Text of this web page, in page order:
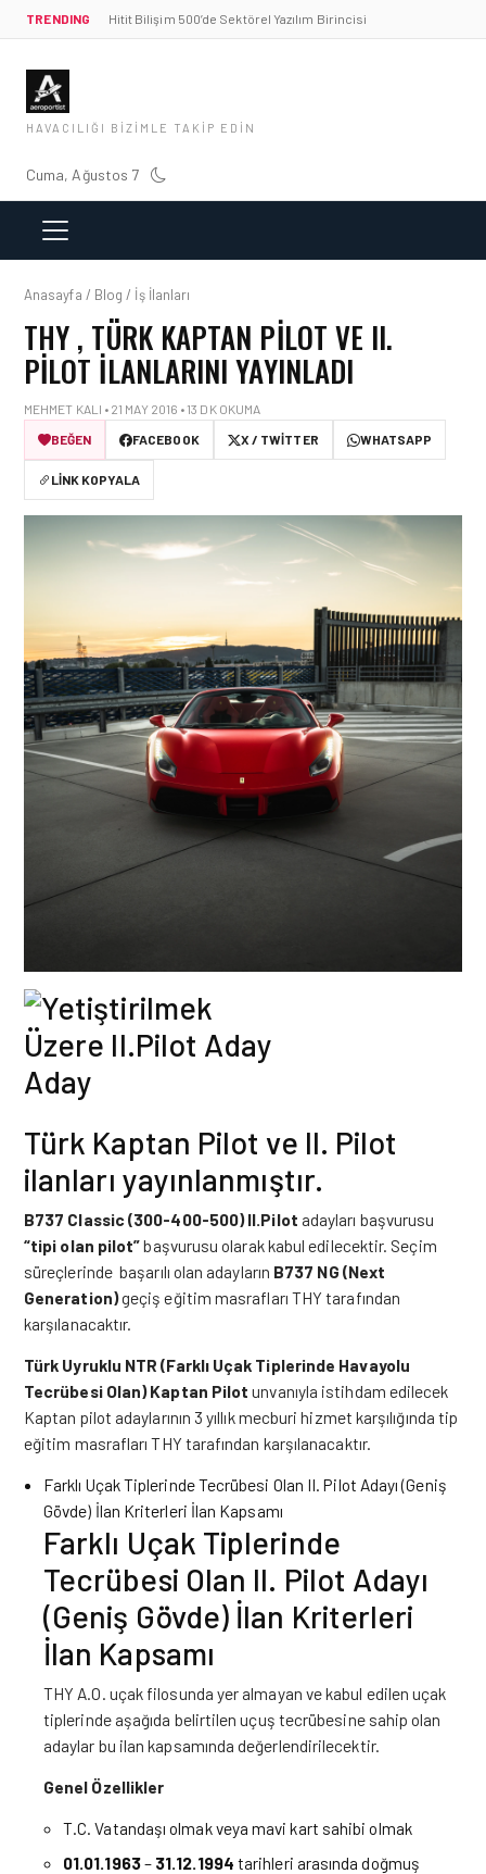
TRENDING Hitit Bilişim 500’de Sektörel Yazılım Birincisi
HAVACILIĞI BIZIMLE TAKIP EDIN
Cuma, Ağustos 7
Anasayfa / Blog / İş İlanları
THY , TÜRK KAPTAN PILOT VE II.
PILOT ILANLARINI YAYINLADI
MEHMET KALI • 21 MAY 2016 • 13 DK OKUMA
BEĞEN
FACEBOOK X / TWITTER WHATSAPP
LINK KOPYALA
Türk Kaptan Pilot ve II. Pilot
ilanları yayınlanmıştır.
B737 Classic (300-400-500) II.Pilot adayları başvurusu
“tipi olan pilot”başvurusu olarak kabul edilecektir. Seçim
süreçlerinde başarılı olan adayların B737 NG (Next
Generation)geçiş eğitim masrafları THY tarafından
karşılanacaktır.
Türk Uyruklu NTR (Farklı Uçak Tiplerinde Havayolu
Tecrübesi Olan) Kaptan Pilot unvanıyla istihdam edilecek
Kaptan pilot adaylarının 3 yıllık mecburi hizmet karşılığında tip
eğitim masrafları THY tarafından karşılanacaktır.
Farklı Uçak Tiplerinde Tecrübesi Olan II. Pilot Adayı (Geniş
Gövde) İlan Kriterleri İlan Kapsamı
Farklı Uçak Tiplerinde
Tecrübesi Olan II. Pilot Adayı
(Geniş Gövde) İlan Kriterleri
İlan Kapsamı
THY A.O. uçak filosunda yer almayan ve kabul edilen uçak
tiplerinde aşağıda belirtilen uçuş tecrübesine sahip olan
adaylar bu ilan kapsamında değerlendirilecektir.
Genel Özellikler
T.C. Vatandaşı olmak veya mavi kart sahibi olmak
01.01.1963–31.12.1994 tarihleri arasında doğmuş